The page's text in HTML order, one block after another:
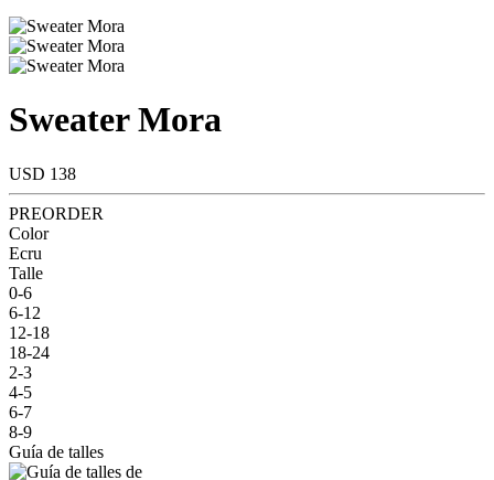
Sweater Mora
USD 138
PREORDER
Color
Ecru
Talle
0-6
6-12
12-18
18-24
2-3
4-5
6-7
8-9
Guía de talles